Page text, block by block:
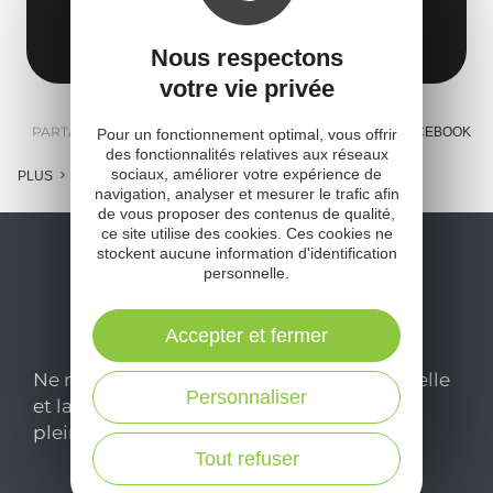
PARTAGER : E-MAIL MESSENGER FACEBOOK
PLUS
Ne manquez pas notre newsletter mensuelle
et laissez-vous inspirer pour profiter
pleinement de votre séjour en Aveyron.
Nous respectons
votre vie privée
Pour un fonctionnement optimal, vous offrir
des fonctionnalités relatives aux réseaux
sociaux, améliorer votre expérience de
navigation, analyser et mesurer le trafic afin
de vous proposer des contenus de qualité,
ce site utilise des cookies. Ces cookies ne
stockent aucune information d'identification
personnelle.
Tout refuser
Personnaliser
Accepter et fermer